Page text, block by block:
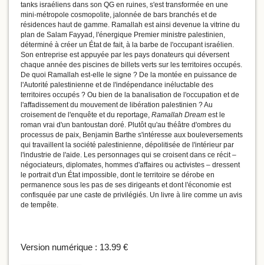
tanks israéliens dans son QG en ruines, s'est transformée en une
mini-métropole cosmopolite, jalonnée de bars branchés et de
résidences haut de gamme. Ramallah est ainsi devenue la vitrine du
plan de Salam Fayyad, l'énergique Premier ministre palestinien,
déterminé à créer un État de fait, à la barbe de l'occupant israélien.
Son entreprise est appuyée par les pays donateurs qui déversent
chaque année des piscines de billets verts sur les territoires occupés.
De quoi Ramallah est-elle le signe ? De la montée en puissance de
l'Autorité palestinienne et de l'indépendance inéluctable des
territoires occupés ? Ou bien de la banalisation de l'occupation et de
l'affadissement du mouvement de libération palestinien ? Au
croisement de l'enquête et du reportage, Ramallah Dream est le
roman vrai d'un bantoustan doré. Plutôt qu'au théâtre d'ombres du
processus de paix, Benjamin Barthe s'intéresse aux bouleversements
qui travaillent la société palestinienne, dépolitisée de l'intérieur par
l'industrie de l'aide. Les personnages qui se croisent dans ce récit –
négociateurs, diplomates, hommes d'affaires ou activistes – dressent
le portrait d'un État impossible, dont le territoire se dérobe en
permanence sous les pas de ses dirigeants et dont l'économie est
confisquée par une caste de privilégiés. Un livre à lire comme un avis
de tempête.
Version numérique : 13.99 €